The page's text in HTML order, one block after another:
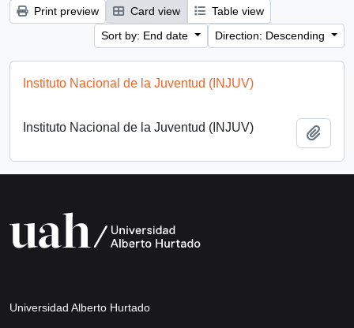
Print preview Card view
Table view
Sort by: End date
Direction: Descending
Instituto Nacional de la Juventud (INJUV)
Instituto Nacional de la Juventud (INJUV)
Universidad Alberto Hurtado